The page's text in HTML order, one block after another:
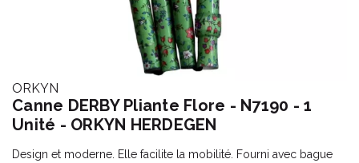
ORKYN
Canne DERBY Pliante Flore - N7190 - 1
Unité - ORKYN HERDEGEN
Design et moderne. Elle facilite la mobilité. Fourni avec bague